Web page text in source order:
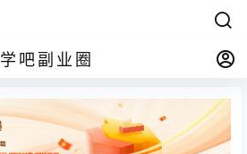
学吧副业圈